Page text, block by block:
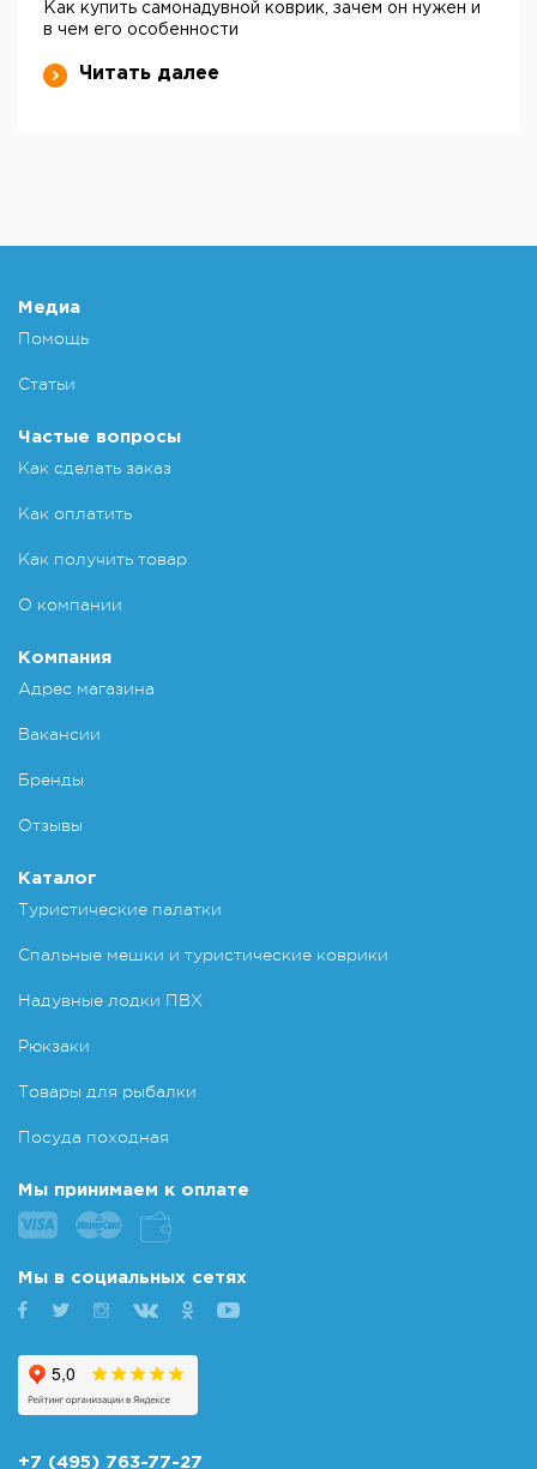
Как купить самонадувной коврик, зачем он нужен и
в чем его особенности
Читать далее
Медиа
Помощь
Статьи
Частые вопросы
Как сделать заказ
Как оплатить
Как получить товар
О компании
Компания
Адрес магазина
Вакансии
Бренды
Отзывы
Каталог
Туристические палатки
Спальные мешки и туристические коврики
Надувные лодки ПВХ
Рюкзаки
Товары для рыбалки
Посуда походная
Мы принимаем к оплате
Мы в социальных сетях
+7 (495) 763-77-27